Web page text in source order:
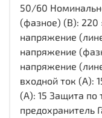
50/60
(фазное) (В): 220
напряжение
напряжение
напряжение
входной ток (А):
(А): 15 Защита по
предохранитель